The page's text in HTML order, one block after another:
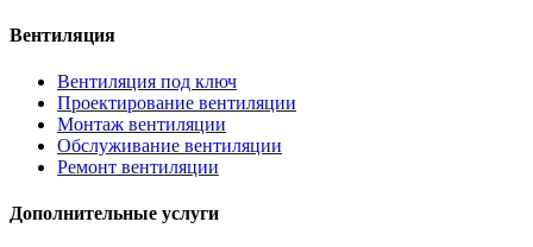
Вентиляция
Вентиляция под ключ
Проектирование вентиляции
Монтаж вентиляции
Обслуживание вентиляции
Ремонт вентиляции
Дополнительные услуги